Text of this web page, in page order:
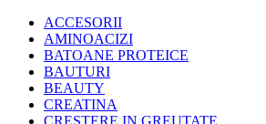
ACCESORII
AMINOACIZI
BATOANE PROTEICE
BAUTURI
BEAUTY
CREATINA
CRESTERE IN GREUTATE